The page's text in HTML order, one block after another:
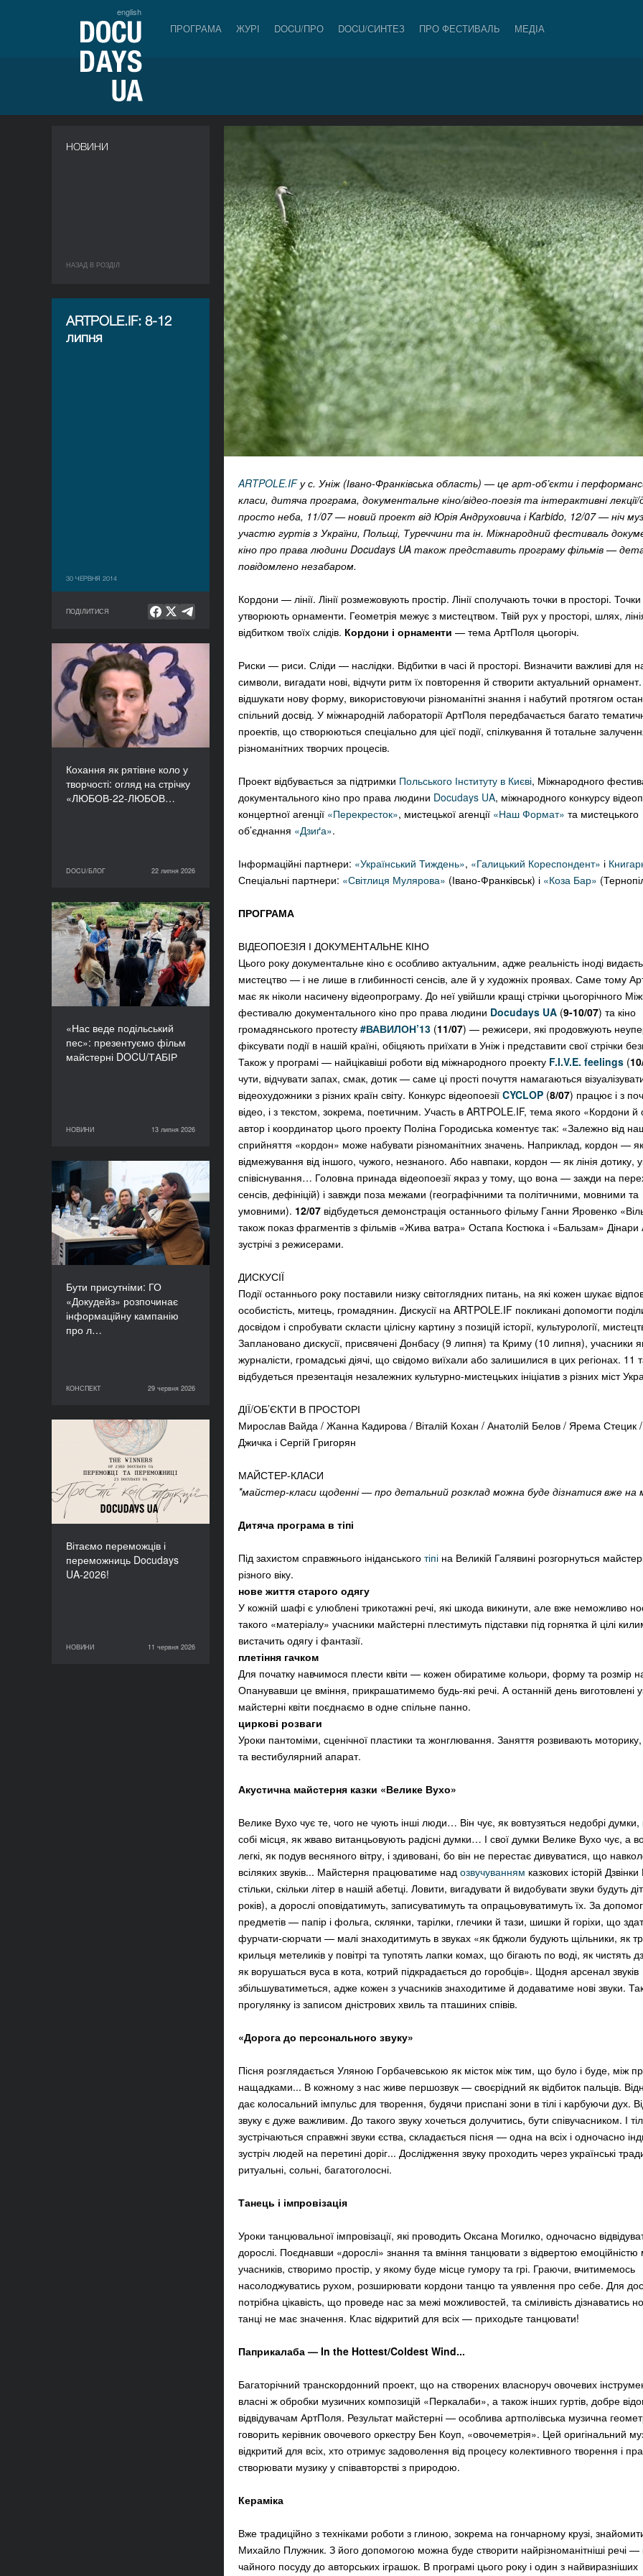
english
ПРОГРАМА ЖУРІ DOCU/ПРО DOCU/СИНТЕЗ ПРО ФЕСТИВАЛЬ МЕДІА
НОВИНИ
НАЗАД В РОЗДIЛ
ARTPOLE.IF: 8-12
липня
30 ЧЕРВНЯ 2014
ПОДІЛИТИСЯ
ARTPOLE.IFу с. Уніж (Івано-Франківська область) — це арт-об’єкти і
класи, дитяча програма, документальне кіно/відео-поезія та інтерактивні лекції/
просто неба, 11/07 — новий проект від Юрія Андруховича і Karbido, 12/07 — ніч
участю гуртів з України, Польщі, Туреччини та ін. Міжнародний фестиваль
кіно про права людини Docudays UA також представить програму фільмів —
повідомлено незабаром.
Кордони — лінії. Лінії розмежовують простір. Лінії сполучають точки в просторі. Точки і
утворюють орнаменти. Геометрія межує з мистецтвом. Твій рух у просторі, шлях,
відбитком твоїх слідів. Кордони і орнаменти — тема АртПоля цьогоріч.
Риски — риси. Сліди — наслідки. Відбитки в часі й просторі. Визначити важливі для
символи, вигадати нові, відчути ритм їх повторення й створити актуальний
відшукати нову форму, використовуючи різноманітні знання і набутий протягом
спільний досвід. У міжнародній лабораторії АртПоля передбачається багато
проектів, що створюються спеціально для цієї події, спілкування й тотальне
різноманітних творчих процесів.
Проект відбувається за підтримки Польського Інституту в Києві, Міжнародного
документального кіно про права людини Docudays UA, міжнародного конкурсу
концертної агенції «Перекресток», мистецької агенції «Наш Формат» та мистецького
об’єднання «Дзиґа».
Інформаційні партнери: «Український Тиждень», «Галицький Кореспондент» і
Спеціальні партнери: «Світлиця Мулярова» (Івано-Франківськ) і «Коза Бар»
ПРОГРАМА
ВІДЕОПОЕЗІЯ І ДОКУМЕНТАЛЬНЕ КІНО
Цього року документальне кіно є особливо актуальним, адже реальність іноді
мистецтво — і не лише в глибинності сенсів, але й у художніх проявах. Саме тому
має як ніколи насичену відеопрограму. До неї увійшли кращі стрічки цьогорічного
фестивалю документального кіно про права людини Docudays UA (9-10/07) та кіно
громадянського протесту #ВАВИЛОН’13 (11/07) — режисери, які продовжують
фіксувати події в нашій країні, обіцяють приїхати в Уніж і представити свої стрічки
Також у програмі — найцікавіші роботи від міжнародного проекту F.I.V.E. feelings (
чути, відчувати запах, смак, дотик — саме ці прості почуття намагаються
відеохудожники з різних країн світу. Конкурс відеопоезії CYCLOP (8/07) працює і з
відео, і з текстом, зокрема, поетичним. Участь в ARTPOLE.IF, тема якого «Кордони
автор і координатор цього проекту Поліна Городиська коментує так: «Залежно від
сприйняття «кордон» може набувати різноманітних значень. Наприклад, кордон — як
відмежування від іншого, чужого, незнаного. Або навпаки, кордон — як лінія дотику,
співіснування… Головна принада відеопоезії якраз у тому, що вона — зажди на
сенсів, дефініцій) і завжди поза межами (географічними та політичними, мовними та
умовними). 12/07 відбудеться демонстрація останнього фільму Ганни Яровенко
також показ фрагментів з фільмів «Жива ватра» Остапа Костюка і «Бальзам» Дінари
зустрічі з режисерами.
ДИСКУСІЇ
Події останнього року поставили низку світоглядних питань, на які кожен шукає
особистість, митець, громадянин. Дискусії на ARTPOLE.IF покликані допомогти
досвідом і спробувати скласти цілісну картину з позицій історії, культурології,
Заплановано дискусії, присвячені Донбасу (9 липня) та Криму (10 липня), учасники
журналісти, громадські діячі, що свідомо виїхали або залишилися в цих регіонах. 11
відбудеться презентація незалежних культурно-мистецьких ініціатив з різних міст
ДІЇ/ОБ’ЄКТИ В ПРОСТОРІ
Мирослав Вайда / Жанна Кадирова / Віталій Кохан / Анатолій Белов / Ярема Стецик
Джичка і Сергій Григорян
МАЙСТЕР-КЛАСИ
*майстер-класи щоденні — про детальний розклад можна буде дізнатися вже на
Дитяча програма в тіпі
Під захистом справжнього ініданського тіпі на Великій Галявині розгорнуться
різного віку.
нове життя старого одягу
У кожній шафі є улюблені трикотажні речі, які шкода викинути, але вже неможливо
такого «матеріалу» учасники майстерні плестимуть підставки під горнятка й цілі
вистачить одягу і фантазії.
плетіння гачком
Для початку навчимося плести квіти — кожен обиратиме кольори, форму та розмір
Опанувавши це вміння, прикрашатимемо будь-які речі. А останній день виготовлені
майстерні квіти поєднаємо в одне спільне панно.
циркові розваги
Уроки пантоміми, сценічної пластики та жонглювання. Заняття розвивають
та вестибулярний апарат.
Акустична майстерня казки «Велике Вухо»
Велике Вухо чує те, чого не чують інші люди… Він чує, як вовтузяться недобрі
собі місця, як жваво витанцьовують радісні думки… І свої думки Велике Вухо чує, а
легкі, як подув весняного вітру, і здивовані, бо він не перестає дивуватися, що
всіляких звуків... Майстерня працюватиме над озвучуванням казкових історій
стільки, скільки літер в нашій абетці. Ловити, вигадувати й видобувати звуки будуть
років), а дорослі оповідатимуть, записуватимуть та опрацьовуватимуть їх. За
предметів — папір і фольга, склянки, тарілки, глечики й тази, шишки й горіхи, що
фурчати-сюрчати — малі знаходитимуть в звуках «як бджоли будують щільники, як
крильця метеликів у повітрі та тупотять лапки комах, що бігають по воді, як чистять
як ворушаться вуса в кота, котрий підкрадається до горобців». Щодня арсенал звуків
збільшуватиметься, адже кожен з учасників знаходитиме й додаватиме нові звуки.
прогулянку із записом дністрових хвиль та пташиних співів.
«Дорога до персонального звуку»
Пісня розглядається Уляною Горбачевською як місток між тим, що було і буде, між
нащадками... В кожному з нас живе першозвук — своєрідний як відбиток пальців.
дає колосальний імпульс для творення, будячи приспані зони в тілі і карбуючи дух.
звуку є дуже важливим. До такого звуку хочеться долучитись, бути співучасником. І
зустрічаються справжні звуки єства, складається пісня — одна на всіх і одночасно
зустріч людей на перетині доріг... Дослідження звуку проходить через українські
ритуальні, сольні, багатоголосні.
Танець і імпровізація
Уроки танцювальної імпровізації, які проводить Оксана Могилко, одночасно
дорослі. Поєднавши «дорослі» знання та вміння танцювати з відвертою
учасників, створимо простір, у якому буде місце гумору та грі. Граючи, вчитимемось
насолоджуватись рухом, розширювати кордони танцю та уявлення про себе. Для
потрібна цікавість, що проведе нас за межі можливостей, та сміливість дізнаватись
танці не має значення. Клас відкритий для всіх — приходьте танцювати!
Паприкалаба — In the Hottest/Coldest Wind...
Багаторічний транскордонний проект, що на створених власноруч овочевих
власні ж обробки музичних композицій «Перкалаби», а також інших гуртів, добре
відвідувачам АртПоля. Результат майстерні — особлива артполівська музична
говорить керівник овочевого оркестру Бен Коуп, «овочеметрія». Цей оригінальний
відкритий для всіх, хто отримує задоволення від процесу колективного творення і
створювати музику у співавторстві з природою.
Кераміка
Вже традиційно з техніками роботи з глиною, зокрема на гончарному крузі,
Михайло Плужник. З його допомогою можна буде створити найрізноманітніші речі —
чайного посуду до авторських іграшок. В програмі цього року і один з найвиразніших
Кохання як рятівне коло у
творчості: огляд на стрічку
«ЛЮБОВ-22-ЛЮБОВ…
DOCU/БЛОГ 22 липня 2026
Кохання як рятівне коло
у творчості: огляд на
стрічку «ЛЮБОВ-22-
ЛЮБОВ» Єруна
Койманса
DOCU/БЛОГ
22 липня 2026
«Нас веде подільський
пес»: презентуємо фільм
майстерні DOCU/ТАБІР
НОВИНИ 13 липня 2026
«Нас веде подільський
пес»: презентуємо фільм
майстерні DOCU/ТАБІР
НОВИНИ
13 липня 2026
Бути присутніми: ГО
«Докудейз» розпочинає
інформаційну кампанію
про л…
КОНСПЕКТ 29 червня 2026
Бути присутніми: ГО
«Докудейз» розпочинає
інформаційну кампанію
про людей в окупації
КОНСПЕКТ
29 червня 2026
Вітаємо переможців і
переможниць Docudays
UA-2026!
НОВИНИ 11 червня 2026
Вітаємо переможців і
переможниць Docudays
UA-2026!
НОВИНИ
11 червня 2026